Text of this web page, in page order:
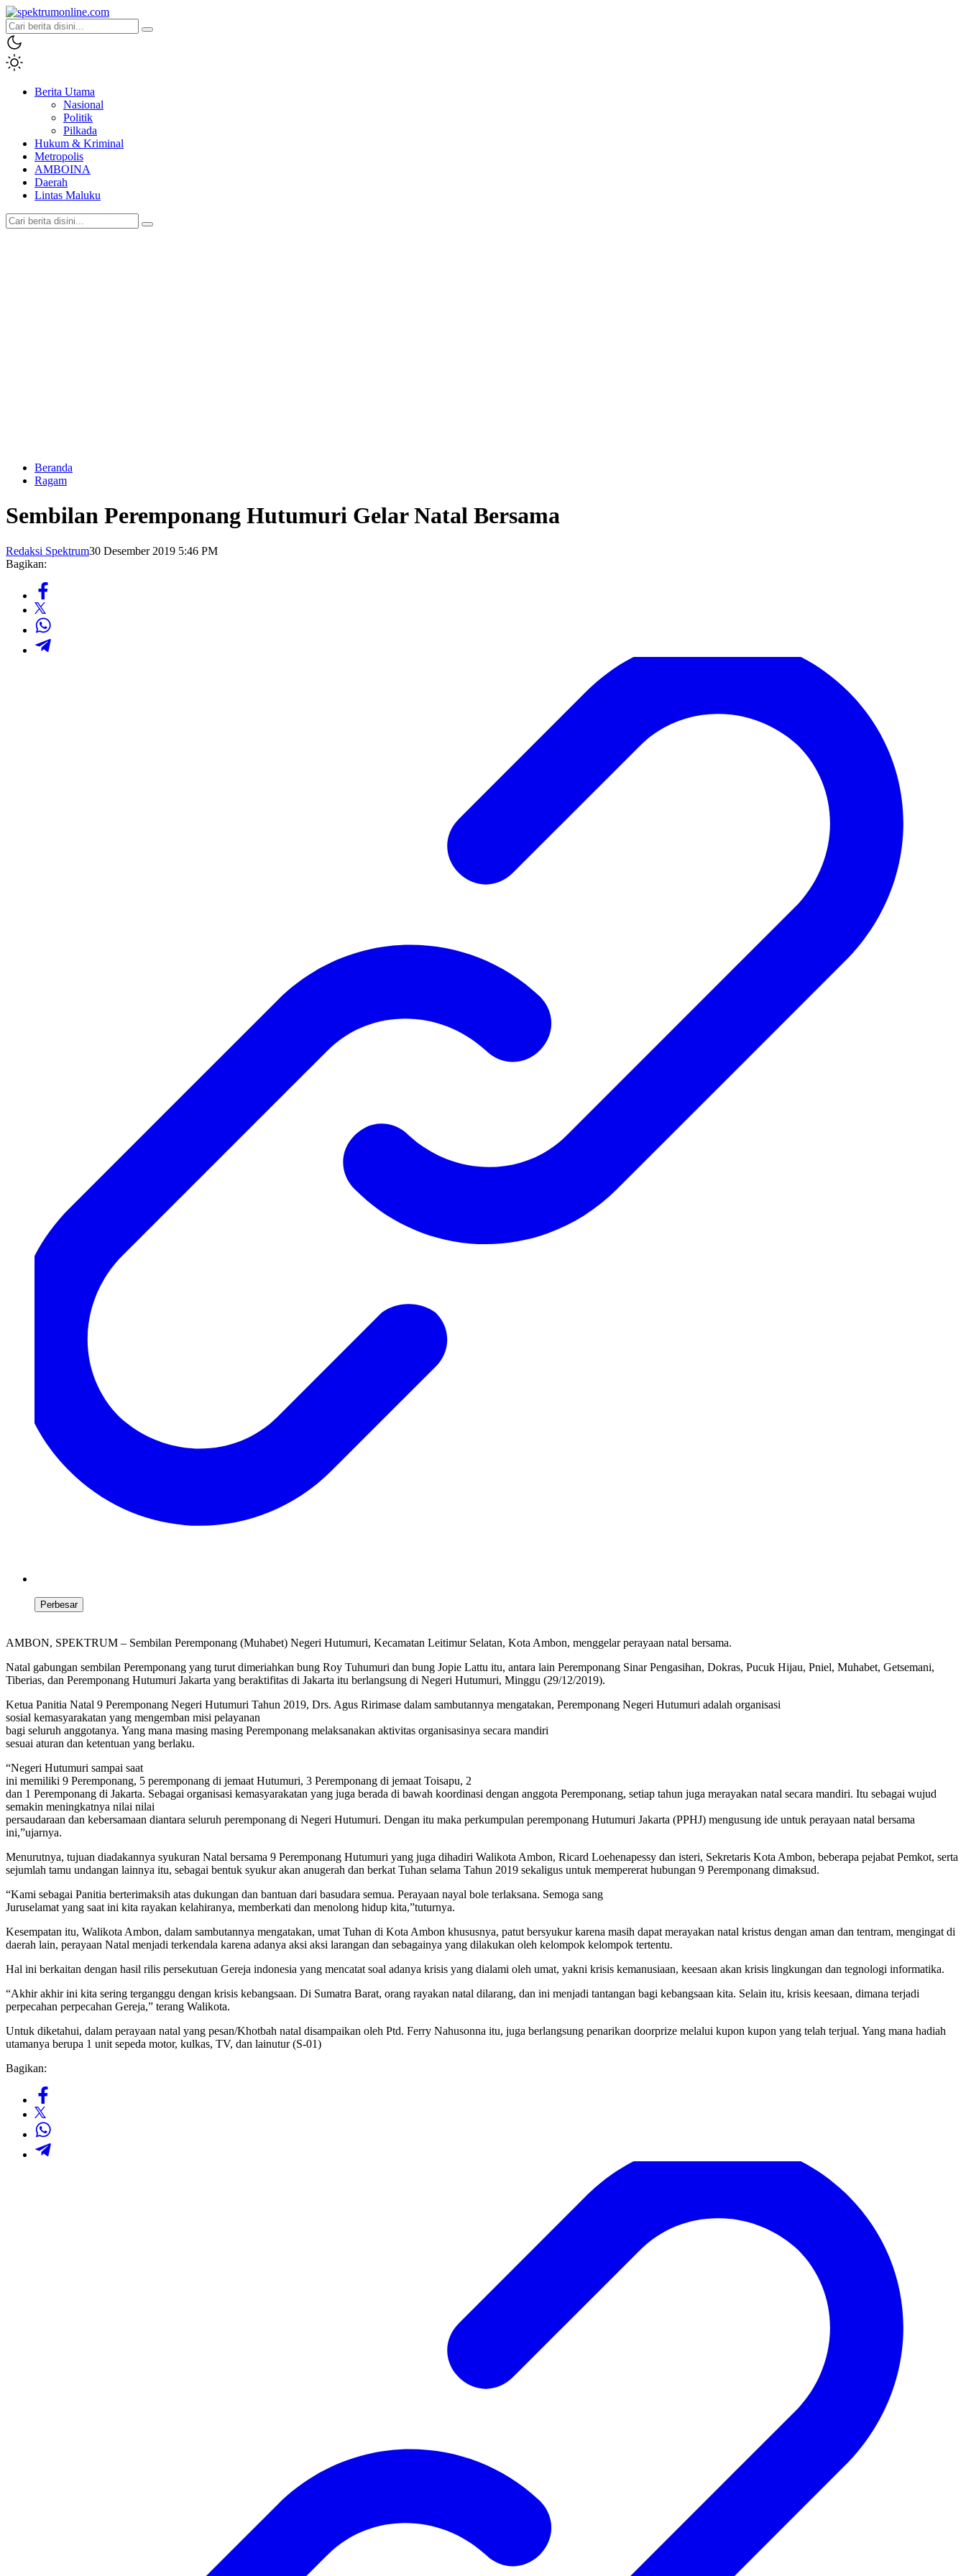
spektrumonline.com
Berita Utama
Nasional
Politik
Pilkada
Hukum & Kriminal
Metropolis
AMBOINA
Daerah
Lintas Maluku
Beranda
Ragam
Sembilan Peremponang Hutumuri Gelar Natal Bersama
Redaksi Spektrum30 Desember 2019 5:46 PM
Bagikan:
Perbesar
AMBON, SPEKTRUM – Sembilan Peremponang (Muhabet) Negeri Hutumuri, Kecamatan Leitimur Selatan, Kota Ambon, menggelar perayaan natal bersama.
Natal gabungan sembilan Peremponang yang turut dimeriahkan bung Roy Tuhumuri dan bung Jopie Lattu itu, antara lain Peremponang Sinar Pengasihan, Dokras, Pucuk Hijau, Pniel, Muhabet, Getsemani,
Tiberias, dan Peremponang Hutumuri Jakarta yang beraktifitas di Jakarta itu berlangsung di Negeri Hutumuri, Minggu (29/12/2019).
Ketua Panitia Natal 9 Peremponang Negeri Hutumuri Tahun 2019, Drs. Agus Ririmase dalam sambutannya mengatakan, Peremponang Negeri Hutumuri adalah organisasi
sosial kemasyarakatan yang mengemban misi pelayanan
bagi seluruh anggotanya. Yang mana masing masing Peremponang melaksanakan aktivitas organisasinya secara mandiri
sesuai aturan dan ketentuan yang berlaku.
“Negeri Hutumuri sampai saat
ini memiliki 9 Peremponang, 5 peremponang di jemaat Hutumuri, 3 Peremponang di jemaat Toisapu, 2
dan 1 Peremponang di Jakarta. Sebagai organisasi kemasyarakatan yang juga berada di bawah koordinasi dengan anggota Peremponang, setiap tahun juga merayakan natal secara mandiri. Itu sebagai wujud
semakin meningkatnya nilai nilai
persaudaraan dan kebersamaan diantara seluruh peremponang di Negeri Hutumuri. Dengan itu maka perkumpulan peremponang Hutumuri Jakarta (PPHJ) mengusung ide untuk perayaan natal bersama
ini,”ujarnya.
Menurutnya, tujuan diadakannya syukuran Natal bersama 9 Peremponang Hutumuri yang juga dihadiri Walikota Ambon, Ricard Loehenapessy dan isteri, Sekretaris Kota Ambon, beberapa pejabat Pemkot, serta
sejumlah tamu undangan lainnya itu, sebagai bentuk syukur akan anugerah dan berkat Tuhan selama Tahun 2019 sekaligus untuk mempererat hubungan 9 Peremponang dimaksud.
“Kami sebagai Panitia berterimaksih atas dukungan dan bantuan dari basudara semua. Perayaan nayal bole terlaksana. Semoga sang
Juruselamat yang saat ini kita rayakan kelahiranya, memberkati dan menolong hidup kita,”tuturnya.
Kesempatan itu, Walikota Ambon, dalam sambutannya mengatakan, umat Tuhan di Kota Ambon khususnya, patut bersyukur karena masih dapat merayakan natal kristus dengan aman dan tentram, mengingat di
daerah lain, perayaan Natal menjadi terkendala karena adanya aksi aksi larangan dan sebagainya yang dilakukan oleh kelompok kelompok tertentu.
Hal ini berkaitan dengan hasil rilis persekutuan Gereja indonesia yang mencatat soal adanya krisis yang dialami oleh umat, yakni krisis kemanusiaan, keesaan akan krisis lingkungan dan tegnologi informatika.
“Akhir akhir ini kita sering terganggu dengan krisis kebangsaan. Di Sumatra Barat, orang rayakan natal dilarang, dan ini menjadi tantangan bagi kebangsaan kita. Selain itu, krisis keesaan, dimana terjadi
perpecahan perpecahan Gereja,” terang Walikota.
Untuk diketahui, dalam perayaan natal yang pesan/Khotbah natal disampaikan oleh Ptd. Ferry Nahusonna itu, juga berlangsung penarikan doorprize melalui kupon kupon yang telah terjual. Yang mana hadiah
utamanya berupa 1 unit sepeda motor, kulkas, TV, dan lainutur (S-01)
Bagikan: